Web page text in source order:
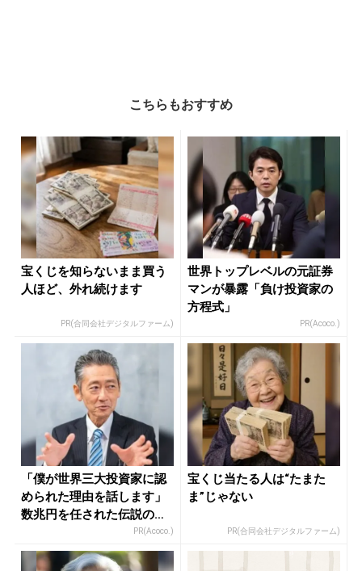
こちらもおすすめ
宝くじを知らないまま買う
人ほど、外れ続けます
PR(合同会社デジタルファーム)
世界トップレベルの元証券
マンが暴露「負け投資家の
方程式」
PR(Acoco.)
「僕が世界三大投資家に認
められた理由を話します」
数兆円を任された伝説の投
PR(Acoco.)
宝くじ当たる人は“たまた
ま”じゃない
PR(合同会社デジタルファーム)